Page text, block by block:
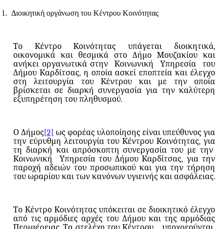
1. Διοικητική οργάνωση του Κέντρου Κοινότητας
Το Κέντρο Κοινότητας υπάγεται διοικητικά,
οικονομικά και θεσμικά στο Δήμο Μουζακίου και
ανήκει οργανωτικά στην
Κοινωνική Υπηρεσία
του
Δήμου Καρδίτσας, η οποία ασκεί εποπτεία και έλεγχο
στη λειτουργία του Κέντρου και με την οποία
βρίσκεται σε διαρκή συνεργασία για την καλύτερη
εξυπηρέτηση του πληθυσμού.
Ο Δήμος[2]
ως φορέας υλοποίησης είναι υπεύθυνος για
την εύρυθμη λειτουργία του Κέντρου Κοινότητας, για
τη διαρκή και απρόσκοπτη συνεργασία του με την
Κοινωνική
Υπηρεσία του Δήμου Καρδίτσας, για την
παροχή αδειών του προσωπικού και για την τήρηση
του ωραρίου και των κανόνων υγιεινής και ασφάλειας.
Το Κέντρο Κοινότητας υπόκειται σε διοικητικό έλεγχο
από τις αρμόδιες αρχές του Δήμου και της αρμόδιας